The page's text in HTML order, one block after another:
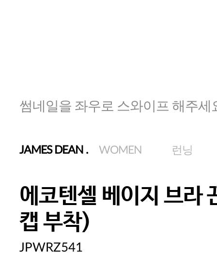
썸네일을 좌우로 스와이프 해주세
JAMES DEAN . WOMEN 런닝
에코텐셀 베이지 브라
캡 부착)
JPWRZ541